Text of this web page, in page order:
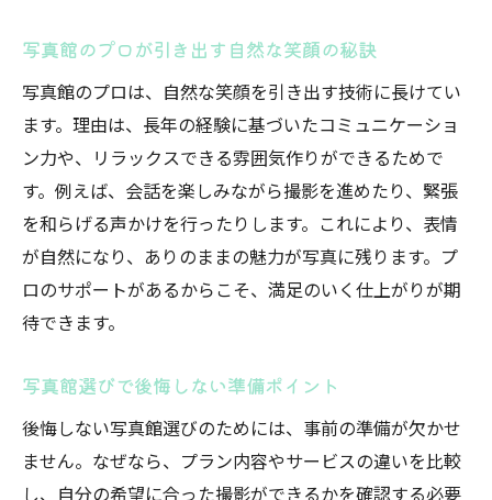
写真館で前撮りを成功させる段取り術
事前準備で差がつく写真館利用のコツ
写真館への相談で理想の撮影プランを作る
撮影当日も安心できる写真館のサポート体
制
写真館選びはアフターフォローも要チェッ
ク
須賀川 写真館で大切な思い出を残す方法
写真館で叶える自分らしい前撮りアイデア
須賀川市で写真館を選ぶ際の注目ポイント
写真館でしか得られない特別な体験を紹介
写真館のプロが引き出す自然な笑顔の秘訣
写真館のプロは、自然な笑顔を引き出す技術に長けてい
ます。理由は、長年の経験に基づいたコミュニケーショ
ン力や、リラックスできる雰囲気作りができるためで
す。例えば、会話を楽しみながら撮影を進めたり、緊張
を和らげる声かけを行ったりします。これにより、表情
が自然になり、ありのままの魅力が写真に残ります。プ
ロのサポートがあるからこそ、満足のいく仕上がりが期
待できます。
写真館選びで後悔しない準備ポイント
後悔しない写真館選びのためには、事前の準備が欠かせ
ません。なぜなら、プラン内容やサービスの違いを比較
し、自分の希望に合った撮影ができるかを確認する必要